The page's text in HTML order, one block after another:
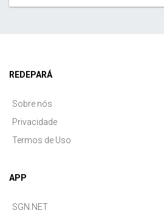
REDEPARÁ
Sobre nós
Privacidade
Termos de Uso
APP
SGN.NET